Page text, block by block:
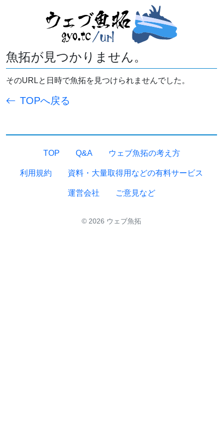
魚拓が見つかりません。
そのURLと日時で魚拓を見つけられませんでした。
TOPへ戻る
TOP Q&A ウェブ魚拓の考え方
利用規約 資料・大量取得用などの有料サービス
運営会社 ご意見など
© 2026 ウェブ魚拓